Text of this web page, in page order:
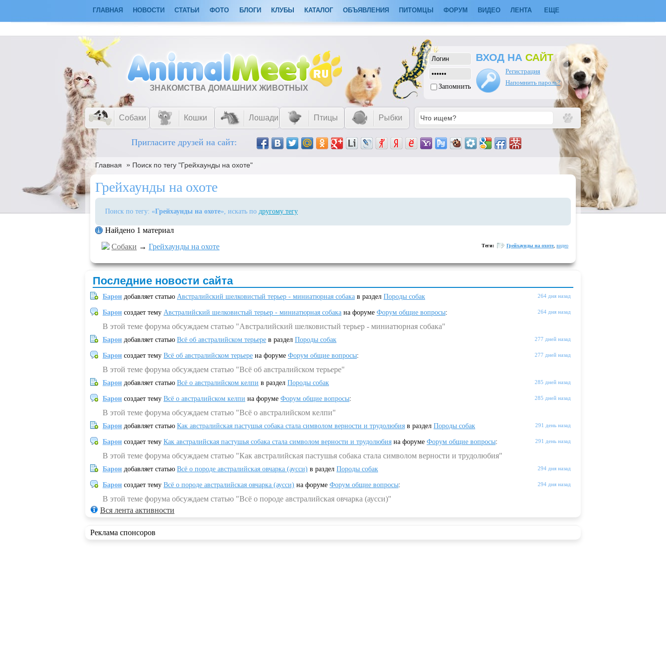
ГЛАВНАЯ НОВОСТИ СТАТЬИ ФОТО БЛОГИ КЛУБЫ КАТАЛОГ ОБЪЯВЛЕНИЯ ПИТОМЦЫ ФОРУМ ВИДЕО ЛЕНТА ЕЩЕ
ЗНАКОМСТВА ДОМАШНИХ ЖИВОТНЫХ Запомнить
ВХОД НА САЙТ
Регистрация
Напомнить пароль?
Собаки Кошки Лошади Птицы Рыбки
Пригласите друзей на сайт:
Главная » Поиск по тегу "Грейхаунды на охоте"
Грейхаунды на охоте
Поиск по тегу: «Грейхаунды на охоте», искать по другому тегу
Найдено 1 материал
Собаки → Грейхаунды на охоте Теги: Грейхаунды на охоте видео
Последние новости сайта
264 дня назад
Барон добавляет статью Австралийский шелковистый терьер - миниатюрная собака в раздел Породы собак
264 дня назад
Барон создает тему Австралийский шелковистый терьер - миниатюрная собака на форуме Форум общие вопросы:
В этой теме форума обсуждаем статью "Австралийский шелковистый терьер - миниатюрная собака"
277 дней назад
Барон добавляет статью Всё об австралийском терьере в раздел Породы собак
277 дней назад
Барон создает тему Всё об австралийском терьере на форуме Форум общие вопросы:
В этой теме форума обсуждаем статью "Всё об австралийском терьере"
285 дней назад
Барон добавляет статью Всё о австралийском келпи в раздел Породы собак
285 дней назад
Барон создает тему Всё о австралийском келпи на форуме Форум общие вопросы:
В этой теме форума обсуждаем статью "Всё о австралийском келпи"
291 день назад
Барон добавляет статью Как австралийская пастушья собака стала символом верности и трудолюбия в раздел Породы собак
291 день назад
Барон создает тему Как австралийская пастушья собака стала символом верности и трудолюбия на форуме Форум общие вопросы:
В этой теме форума обсуждаем статью "Как австралийская пастушья собака стала символом верности и трудолюбия"
294 дня назад
Барон добавляет статью Всё о породе австралийская овчарка (аусси) в раздел Породы собак
294 дня назад
Барон создает тему Всё о породе австралийская овчарка (аусси) на форуме Форум общие вопросы:
В этой теме форума обсуждаем статью "Всё о породе австралийская овчарка (аусси)"
Вся лента активности
Реклама спонсоров